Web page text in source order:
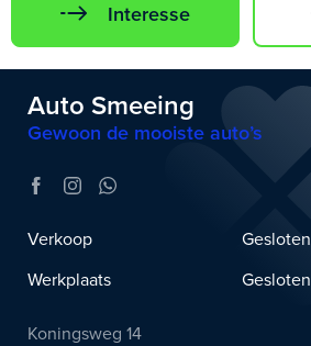
Interesse
Auto Smeeing
Gewoon de mooiste auto’s
Verkoop
Gesloten
Werkplaats
Gesloten
Koningsweg 14